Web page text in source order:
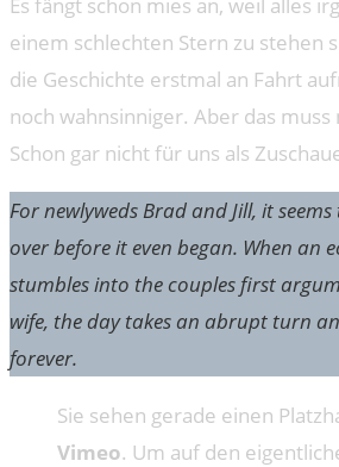
einem schlechten Stern zu stehen
die Geschichte erstmal an Fahrt
noch wahnsinniger. Aber das
Schon gar nicht für uns als
For newlyweds Brad and Jill, it
over before it even began. When an
stumbles into the couples first
wife, the day takes an abrupt turn
forever.
Sie sehen gerade einen
Vimeo. Um auf den